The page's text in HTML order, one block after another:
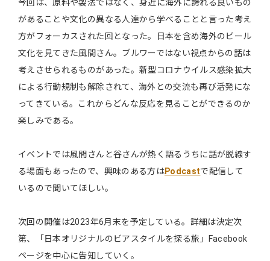
今回は、原料や製法ではなく、身近に海外に誇れる良いもの
があることや文化の異なる人達から学べることと言った考え
方がフォーカスされた回となった。日本を含め海外のビール
文化を見てきた風間さん。ブルワーではない視点からの話は
考えさせられるものがあった。新型コロナウイルス感染拡大
による行動規制も解除されて、海外との交流も再び活発にな
ってきている。これからどんな反応を見ることができるのか
楽しみである。
イベントでは風間さんと谷さんが熱く語るうちに話が脱線す
る場面もあったので、興味のある方はPodcastで配信して
いるので聞いてほしい。
次回の開催は2023年6月末を予定している。詳細は決定次
第、「日本オリジナルのビアスタイルを探る旅」Facebook
ページを中心に告知していく。